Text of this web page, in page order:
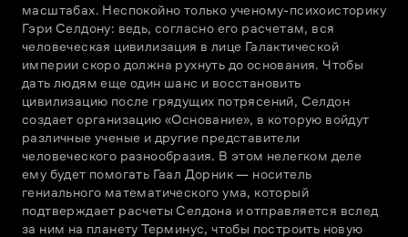
масштабах. Неспокойно только ученому-психоисторику
Гэри Селдону: ведь, согласно его расчетам, вся
человеческая цивилизация в лице Галактической
империи скоро должна рухнуть до основания. Чтобы
дать людям еще один шанс и восстановить
цивилизацию после грядущих потрясений, Селдон
создает организацию «Основание», в которую войдут
различные ученые и другие представители
человеческого разнообразия. В этом нелегком деле
ему будет помогать Гаал Дорник — носитель
гениального математического ума, который
подтверждает расчеты Селдона и отправляется вслед
за ним на планету Терминус, чтобы построить новую